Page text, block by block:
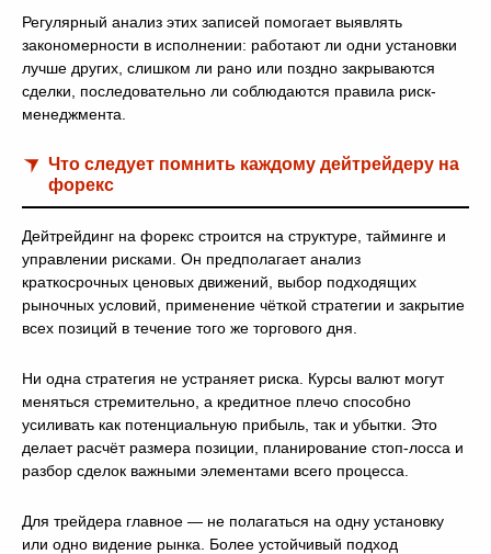
Регулярный анализ этих записей помогает выявлять
закономерности в исполнении: работают ли одни установки
лучше других, слишком ли рано или поздно закрываются
сделки, последовательно ли соблюдаются правила риск-
менеджмента.
Что следует помнить каждому дейтрейдеру на
форекс
Дейтрейдинг на форекс строится на структуре, тайминге и
управлении рисками. Он предполагает анализ
краткосрочных ценовых движений, выбор подходящих
рыночных условий, применение чёткой стратегии и закрытие
всех позиций в течение того же торгового дня.
Ни одна стратегия не устраняет риска. Курсы валют могут
меняться стремительно, а кредитное плечо способно
усиливать как потенциальную прибыль, так и убытки. Это
делает расчёт размера позиции, планирование стоп-лосса и
разбор сделок важными элементами всего процесса.
Для трейдера главное — не полагаться на одну установку
или одно видение рынка. Более устойчивый подход